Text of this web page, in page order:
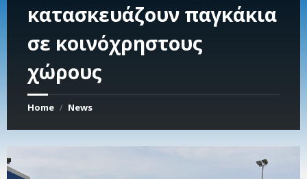
κατασκευάζουν παγκάκια
σε κοινόχρηστους
χώρους
Home / News